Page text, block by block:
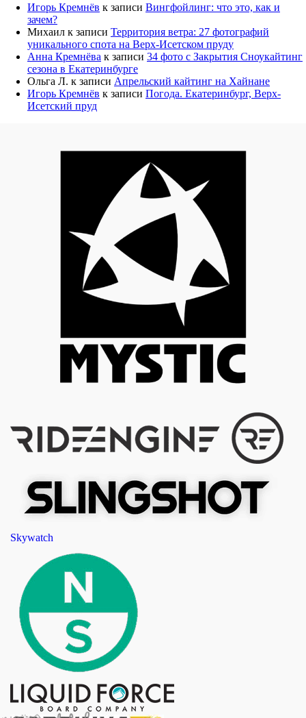
Игорь Кремнёв к записи Вингфойлинг: что это, как и
зачем?
Михаил к записи Территория ветра: 27 фотографий
уникального спота на Верх-Исетском пруду
Анна Кремнёва к записи 34 фото с Закрытия Сноукайтинг
сезона в Екатеринбурге
Ольга Л. к записи Апрельский кайтинг на Хайнане
Игорь Кремнёв к записи Погода. Екатеринбург, Верх-
Исетский пруд
Skywatch